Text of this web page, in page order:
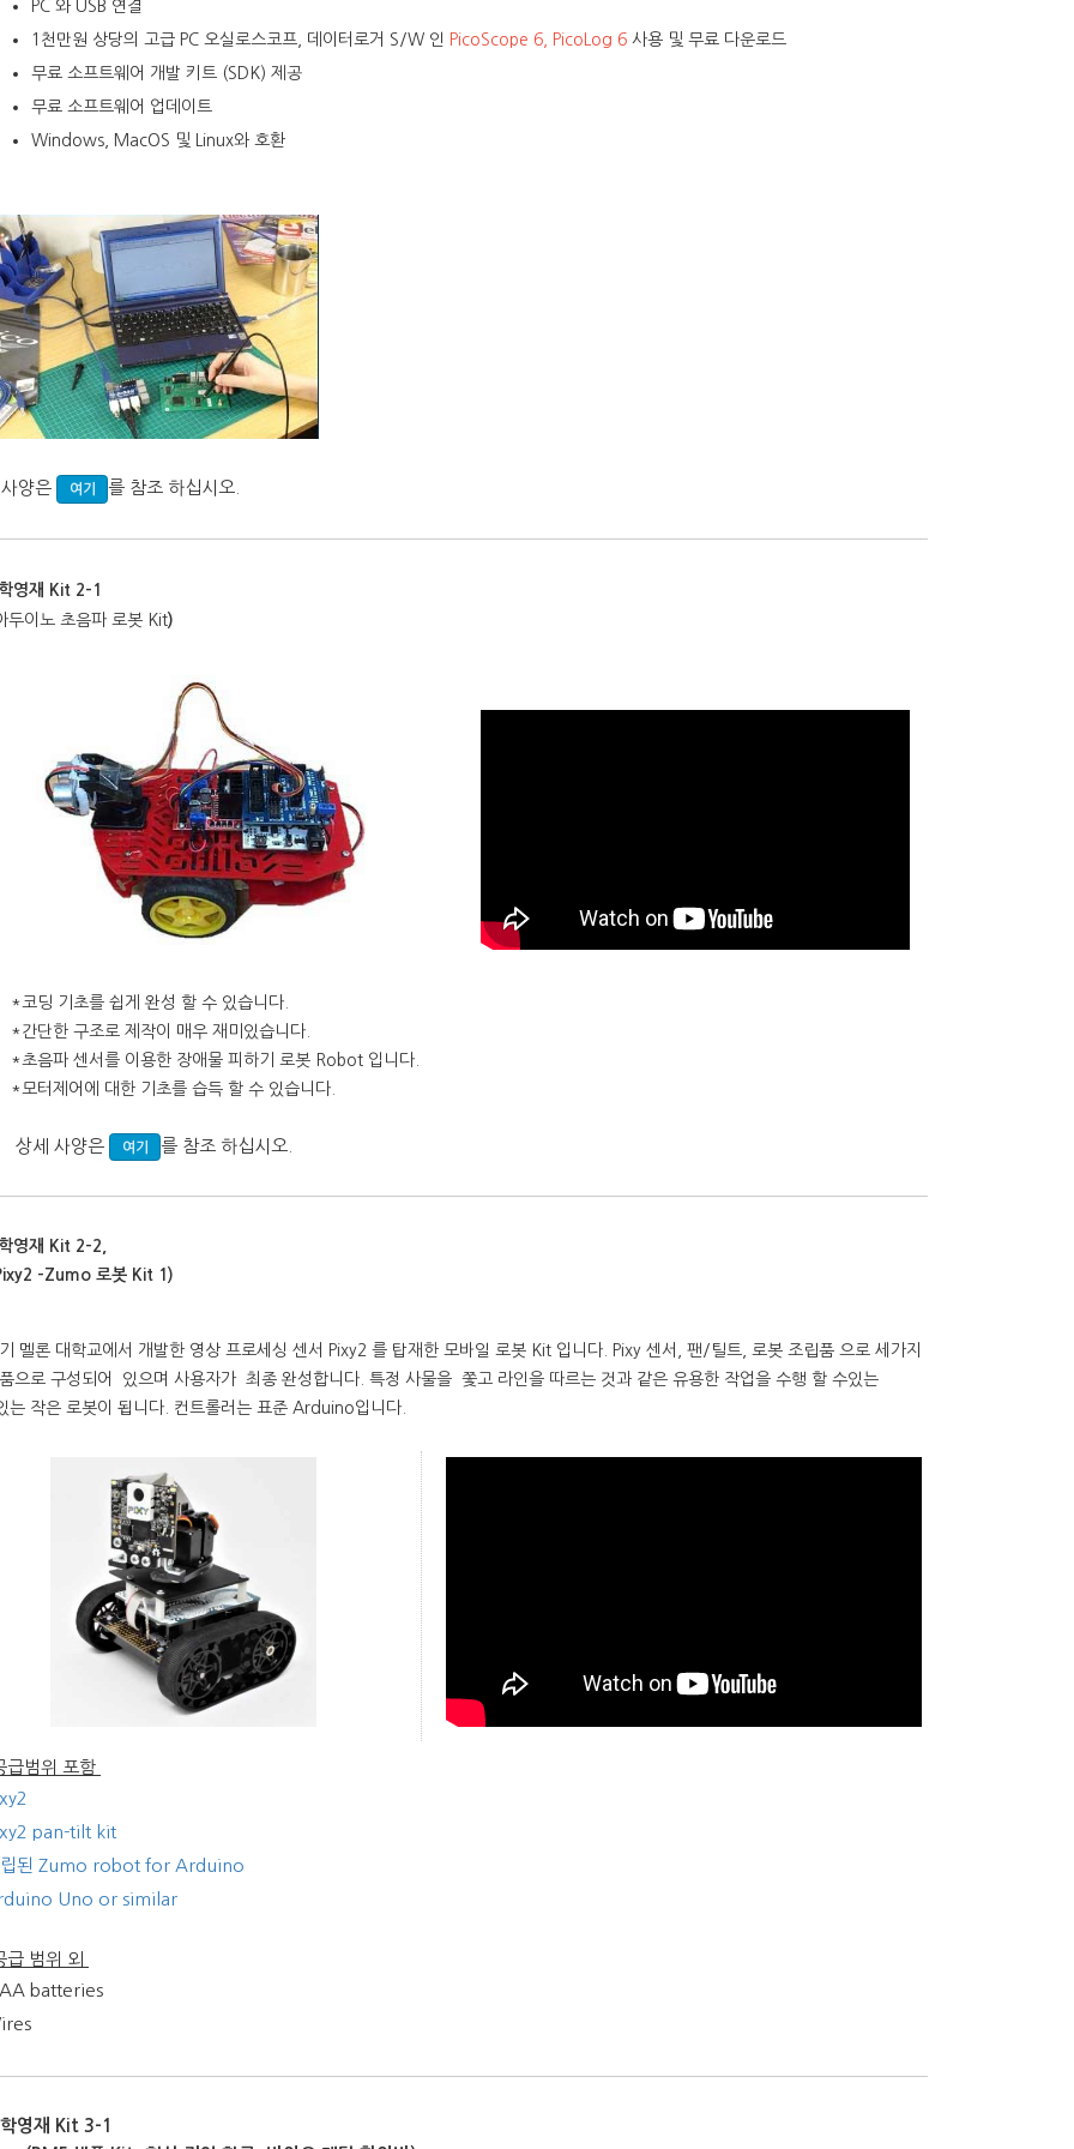
PC 와 USB 연결
1천만원 상당의 고급 PC 오실로스코프, 데이터로거 S/W 인 PicoScope 6, PicoLog 6 사용 및 무료 다운로드
무료 소프트웨어 개발 키트 (SDK) 제공
무료 소프트웨어 업데이트
Windows, MacOS 및 Linux와 호환
양은 여기 를 참조 하십시오.
영재 Kit 2-1
두이노 초음파 로봇 Kit)
*코딩 기초를 쉽게 완성 할 수 있습니다.
*간단한 구조로 제작이 매우 재미있습니다.
*초음파 센서를 이용한 장애물 피하기 로봇 Robot 입니다.
*모터제어에 대한 기초를 습득 할 수 있습니다.
사양은 여기 를 참조 하십시오.
영재 Kit 2-2,
-Zumo 로봇 Kit 1)
멜론 대학교에서 개발한 영상 프로세싱 센서 Pixy2 를 탑재한 모바일 로봇 Kit 입니다. Pixy 센서, 팬/틸트, 로봇 조립품 으로 세가지
으로 구성되어 있으며 사용자가 최종 완성합니다. 특정 사물을 쫓고 라인을 따르는 것과 같은 유용한 작업을 수행 할 수있는
는 작은 로봇이 됩니다. 컨트롤러는 표준 Arduino입니다.
급범위 포함
pan-tilt kit
된 Zumo robot for Arduino
Uno or similar
급 범위 외
batteries
영재 Kit 3-1